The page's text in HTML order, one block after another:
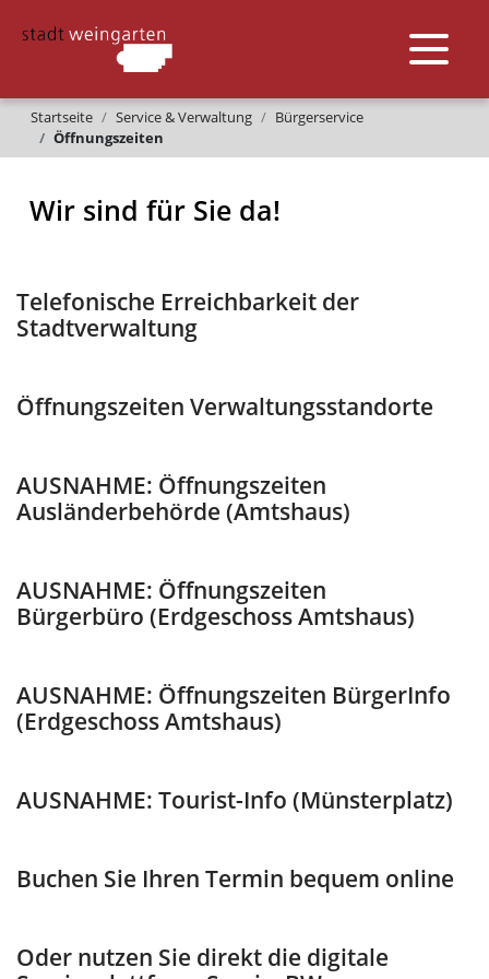
Startseite Service & Verwaltung
Bürgerservice
Öffnungszeiten
Wir sind für Sie da!
Telefonische Erreichbarkeit der
Stadtverwaltung
Öffnungszeiten Verwaltungsstandorte
AUSNAHME: Öffnungszeiten
Ausländerbehörde (Amtshaus)
AUSNAHME: Öffnungszeiten
Bürgerbüro (Erdgeschoss Amtshaus)
AUSNAHME: Öffnungszeiten BürgerInfo
(Erdgeschoss Amtshaus)
AUSNAHME: Tourist-Info (Münsterplatz)
Buchen Sie Ihren Termin bequem online
Oder nutzen Sie direkt die digitale